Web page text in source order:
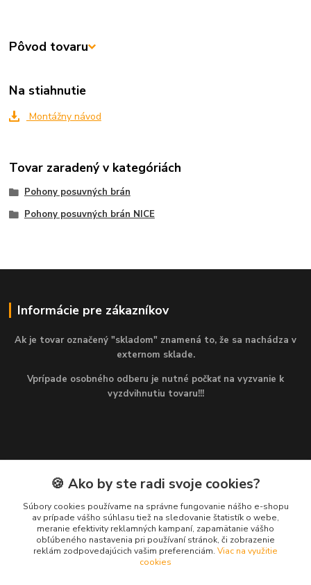
Pôvod tovaru
Na stiahnutie
Montážny návod
Tovar zaradený v kategóriách
Pohony posuvných brán
Pohony posuvných brán NICE
Informácie pre zákazníkov
Ak je tovar označený "skladom" znamená to, že sa nachádza v
externom sklade.
Vprípade osobného odberu je nutné počkať na vyzvanie k
vyzdvihnutiu tovaru!!!
Kontakty
Martin
+421 949 143 523
(Po-Pia, 8-16 hod.)
🍪 Ako by ste radi svoje cookies?
Súbory cookies používame na správne fungovanie nášho e-shopu
av prípade vášho súhlasu tiež na sledovanie štatistík o webe,
meranie efektivity reklamných kampaní, zapamätanie vášho
obľúbeného nastavenia pri používaní stránok, či zobrazenie
reklám zodpovedajúcich vašim preferenciám. Viac na využitie
cookies